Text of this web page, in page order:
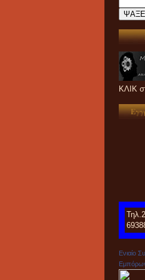
ΚΛΙΚ
Ενιαίο